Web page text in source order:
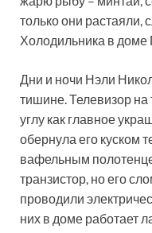
только они растаяли,
Холодильника в доме
Дни и ночи Нэли
тишине. Телевизор на
углу как главное
обернула его куском
вафельным
транзистор, но его
проводили
них в доме работает